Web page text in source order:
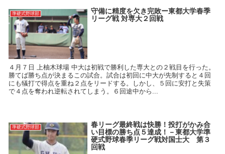
準硬式野球部
守備に精度を欠き完敗ー東都大学春季
リーグ戦 対専大２回戦
４月７日 上柚木球場 中大は初戦で勝利した専大との２戦目を行った。
勝てば勝ち点が決まるこの試合。試合は初回に中大が先制すると４回
にも犠打で得点を重ね２点をリードする。しかし、５回に安打と失策
で４点を奪われ逆転されてしまう。６回途中から...
準硬式野球部
春リーグ最終戦は快勝！投打がかみ合
い目標の勝ち点５達成！－東都大学準
硬式野球春季リーグ戦対国士大 第３
回戦